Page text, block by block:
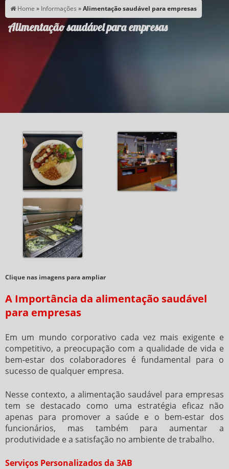
Home » Informações »Alimentação saudável para empresas
Alimentação saudável para empresas
Clique nas imagens para ampliar
A Importância da alimentação saudável
para empresas
Em um mundo corporativo cada vez mais exigente e
competitivo, a preocupação com a qualidade de vida e
bem-estar dos colaboradores é fundamental para o
sucesso de qualquer empresa.
Nesse contexto, a alimentação saudável para empresas
tem se destacado como uma estratégia eficaz não
apenas para promover a saúde e o bem-estar dos
funcionários, mas também para aumentar a
produtividade e a satisfação no ambiente de trabalho.
Serviços Personalizados da 3AB